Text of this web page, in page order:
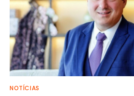
NOTÍCIAS